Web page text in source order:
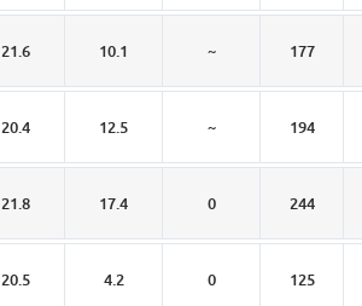
21.6 10.1 ~ 177
20.4 12.5 ~ 194
21.8 17.4 0 244
20.5 4.2 0 125